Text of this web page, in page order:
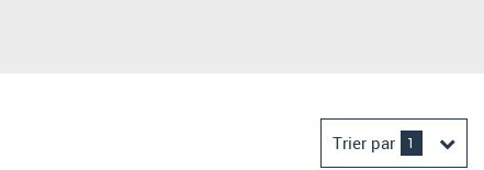
Trier par 1